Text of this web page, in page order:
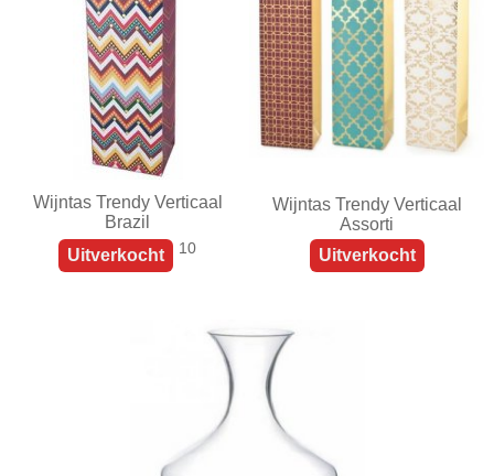
Wijntas Trendy Verticaal
Brazil
Uitverkocht
10
Wijntas Trendy Verticaal
Assorti
Uitverkocht